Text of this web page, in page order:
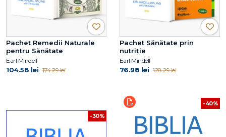
Pachet Remedii Naturale
pentru Sănătate
Earl Mindell
104.58 lei 174.29 lei
Pachet Sănătate prin
nutriție
Earl Mindell
76.98 lei 128.29 lei
-30%
-40%